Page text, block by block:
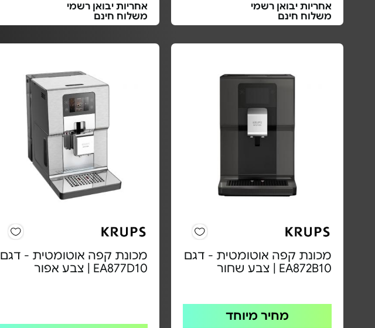
אחריות יבואן רשמי
משלוח חינם
אחריות יבואן רשמי
משלוח חינם
מכונת קפה אוטומטית - דגם
EA872B10 | צבע שחור
מחיר מיוחד
מכונת קפה אוטומטית - דגם
EA877D10 | צבע אפור